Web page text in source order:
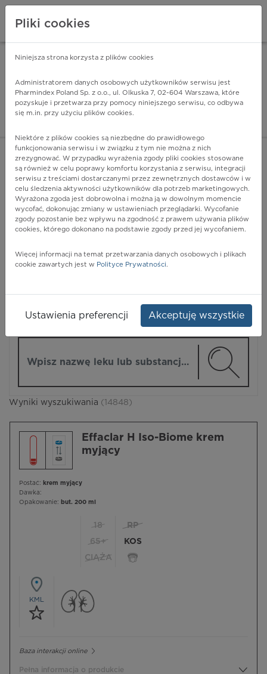
Pharmindex - lider
ZALOGUJ SIĘ
POKAŻ FILTRY
Pharmindex
Wyniki wyszukiwania (14848)
Effaclar H Iso-Biome krem
myjący
Postać: krem myjący
Dawka:
Opakowanie: but. 200 ml
18
65+
CIĄŻA
RP
KOS
KML
Baza interakcji online
Pełna informacja o produkcie
Pliki cookies
Niniejsza strona korzysta z plików cookies
Administratorem danych osobowych użytkowników serwisu jest
Pharmindex Poland Sp. z o.o., ul. Olkuska 7, 02-604 Warszawa, które
pozyskuje i przetwarza przy pomocy niniejszego serwisu, co odbywa
się m.in. przy użyciu plików cookies.
Niektóre z plików cookies są niezbędne do prawidłowego
funkcjonowania serwisu i w związku z tym nie można z nich
zrezygnować. W przypadku wyrażenia zgody pliki cookies stosowane
są również w celu poprawy komfortu korzystania z serwisu, integracji
serwisu z treściami dostarczanymi przez zewnętrznych dostawców i w
celu śledzenia aktywności użytkowników dla potrzeb marketingowych.
Wyrażona zgoda jest dobrowolna i można ją w dowolnym momencie
wycofać, dokonując zmiany w ustawieniach przeglądarki. Wycofanie
zgody pozostanie bez wpływu na zgodność z prawem używania plików
cookies, którego dokonano na podstawie zgody przed jej wycofaniem.
Więcej informacji na temat przetwarzania danych osobowych i plikach
cookie zawartych jest w Polityce Prywatności.
Ustawienia preferencji Akceptuję wszystkie
ZA DARMO - w Google Play INSTALUJ